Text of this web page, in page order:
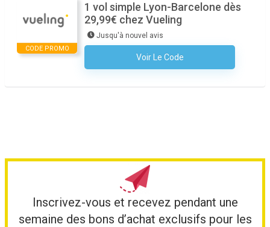
CODE PROMO
1 vol simple Lyon-Barcelone dès
29,99€ chez Vueling
Jusqu'à nouvel avis
Voir Le Code
Aucun Code N'est Nécessaire
Inscrivez-vous et recevez pendant une
semaine des bons d’achat exclusifs pour les